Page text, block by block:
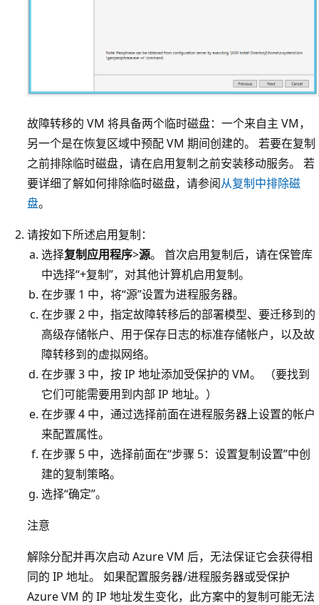
故障转移的 VM 将具备两个临时磁盘：一个来自主 VM，
另一个是在恢复区域中预配 VM 期间创建的。 若要在复制
之前排除临时磁盘，请在启用复制之前安装移动服务。 若
要详细了解如何排除临时磁盘，请参阅从复制中排除磁
盘。
请按如下所述启用复制：
选择复制应用程序>源。 首次启用复制后，请在保管库
中选择“+复制”，对其他计算机启用复制。
在步骤 1 中，将“源”设置为进程服务器。
在步骤 2 中，指定故障转移后的部署模型、要迁移到的
高级存储帐户、用于保存日志的标准存储帐户，以及故
障转移到的虚拟网络。
在步骤 3 中，按 IP 地址添加受保护的 VM。 （要找到
它们可能需要用到内部 IP 地址。）
在步骤 4 中，通过选择前面在进程服务器上设置的帐户
来配置属性。
在步骤 5 中，选择前面在“步骤 5：设置复制设置”中创
建的复制策略。
选择“确定”。
注意
解除分配并再次启动 Azure VM 后，无法保证它会获得相
同的 IP 地址。 如果配置服务器/进程服务器或受保护
Azure VM 的 IP 地址发生变化，此方案中的复制可能无法